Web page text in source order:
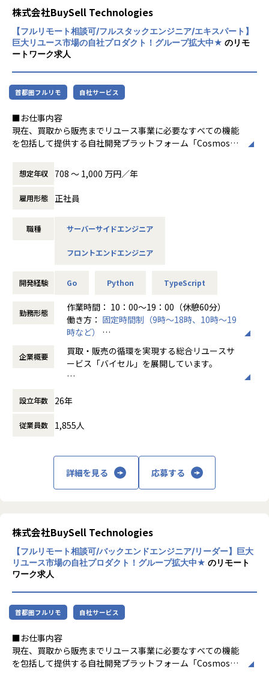
の循環を実現する総合リユースビジネスを展開しています。
リユース業界の市場規模は約66兆円といわれていますが、ま
だまだレガシーなプロセスが多く、
ジーを駆使してリユース業界全体の刷新を目指しています。
また、弊社はリユース業界No.1のテックカンパニーを目指し
ており、事業だけでなくエンジニア組織も急成長していま
す。
メンバーの増加に伴う開発横断組織の誕生、開発生産性への
意識改善や社外へのアウトプットを強めるワーキンググルー
プなど、
が行われています。
しかし、まだ我々の組織は始まったばかりで、理想のために
リユース業界No.1テックカンパニーに達するために、この組
リードいただけるエンジニアを募集いたします。
■ポジションの魅力
・隠れ資産66兆円の巨大マーケットを相手に加速する事業成
長を体感できます
・事業と共に急拡大する「エンジニア組織の文化醸成や仕組
みづくり」といった貴重なフェーズを経験できます
・課題はリアルな現場で起きていて、PCの画面上だけでは解
感じやすい環境です(営業同行や店舗視察など、課題を直接体
■チームの特徴
・開発生産性への意識が高く、フルスタックな働き方が好ま
・仕様がトップダウンで降りることはなく、エンジニアが
ことを推奨しています
・1プロダクトあたり10人未満のチーム構成
【業務の変更の範囲】
会社の規定に準ずる
ひとつは、事業を着実に成長させ続ける優秀
な人材。
ひとつは、買取から販売までを最適につなぐ
テクノロジー。
2015年のリユース事業開始以後、今では日本
全国に拠点を構え、業界トップクラスの規模
へと成長しました。
人とテクノロジーの力を駆使してリユース業
界全体を牽引する存在へと、挑戦を続けま
株式会社BuySell Technologies
【フルリモート相談可/フルスタックエンジニア/エキスパート】
巨大リユース市場の自社プロダクト！グループ拡大中★ のリモ
ートワーク求人
首都圏フルリモ 自社サービス
■お仕事内容
現在、買取から販売までリユース事業に必要なすべての機能
を包括して提供する自社開発プラットフォーム「Cosmos」
そのバックエンド・フロントエンドの領域でのソフトウェア
開発を行っていただきます。
・プロダクトのバックエンド・フロントエンド領域における
開発(設計・実装・テスト)
・チーム勉強会
■募集背景
け橋となる」をミッションに、リユース業界に関わるすべて
のステークホルダーに向けたサービス開発をしている企業で
現在、今のバイセルの業務を支えるリユース基幹システムの
開発と、リユース業界の未来を切り開くプラットフォーム開
買取から販売までの一連の業務がマイクロサービスで表現さ
れており、各プロダクトチームがリアル特有の課題解決に
日々取り組んでいます。
自動化・効率化、データの一元管理やAI導入など、アナログ
ケールするポテンシャルがまだまだあります。
意識改善や社外へのアウトプットを強めるワーキンググルー
プなど、理想のエンジニア組織・文化づくりを目指して精力
的な活動が行われています。
やりたいこと・やらなければいけないことが山積みです。
リユース業界No.1テックカンパニーに達するために、この組
織フェーズや事業に共感するハイスキルを持った仲間が必要
です。
業界・会社が盛り上がっている中で最高品質なプロダクトづ
くり、それを取り巻く強いエンジニアたちと一緒に働いてみ
想定年収 708 〜 1,000 万円／年
雇用形態 正社員
職種 サーバーサイドエンジニア
フロントエンドエンジニア
開発経験 Go Python TypeScript
勤務形態
作業時間： 10：00～19：00（休憩60分）
働き方： 固定時間制（9時～18時、10時～19
時など）
時間外労働の有無： 有（月平均10時間）
休憩時間： 60分
企業概要
買取・販売の循環を実現する総合リユースサ
ービス「バイセル」を展開しています。
の必要なものへと変えること。
ないたくさんの"かくれ資産"が、眠ったまま
これらを再流通させることで、"新たなものを
作っては捨てる社会"からの脱却を実現しま
す。
ひとつは、事業を着実に成長させ続ける優秀
な人材。
ひとつは、買取から販売までを最適につなぐ
テクノロジー。
2015年のリユース事業開始以後、今では日本
全国に拠点を構え、業界トップクラスの規模
へと成長しました。
人とテクノロジーの力を駆使してリユース業
界全体を牽引する存在へと、挑戦を続けま
設立年数 26年
従業員数 1,855人
詳細を見る 応募する
株式会社BuySell Technologies
【フルリモート相談可/バックエンドエンジニア/リーダー】巨大
リユース市場の自社プロダクト！グループ拡大中★ のリモート
ワーク求人
首都圏フルリモ 自社サービス
■お仕事内容
現在、買取から販売までリユース事業に必要なすべての機能
を包括して提供する自社開発プラットフォーム「Cosmos」